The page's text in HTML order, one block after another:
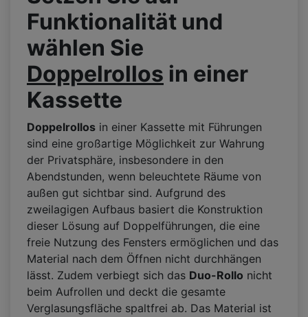
Funktionalität und
wählen Sie
Doppelrollos in einer
Kassette
Doppelrollos in einer Kassette mit Führungen
sind eine großartige Möglichkeit zur Wahrung
der Privatsphäre, insbesondere in den
Abendstunden, wenn beleuchtete Räume von
außen gut sichtbar sind. Aufgrund des
zweilagigen Aufbaus basiert die Konstruktion
dieser Lösung auf Doppelführungen, die eine
freie Nutzung des Fensters ermöglichen und das
Material nach dem Öffnen nicht durchhängen
lässt. Zudem verbiegt sich das Duo-Rollo nicht
beim Aufrollen und deckt die gesamte
Verglasungsfläche spaltfrei ab. Das Material ist